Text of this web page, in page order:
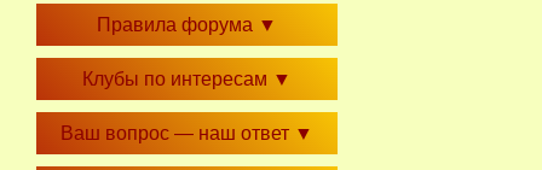
Правила форума ▼
Клубы по интересам ▼
Ваш вопрос — наш ответ ▼